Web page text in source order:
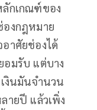
กเกณฑ์ของ
งกฎหมาย
าศัยช่องได้
อมรับ แต่บาง
งินมันจำนวน
ายปี แล้วเพิ่ง